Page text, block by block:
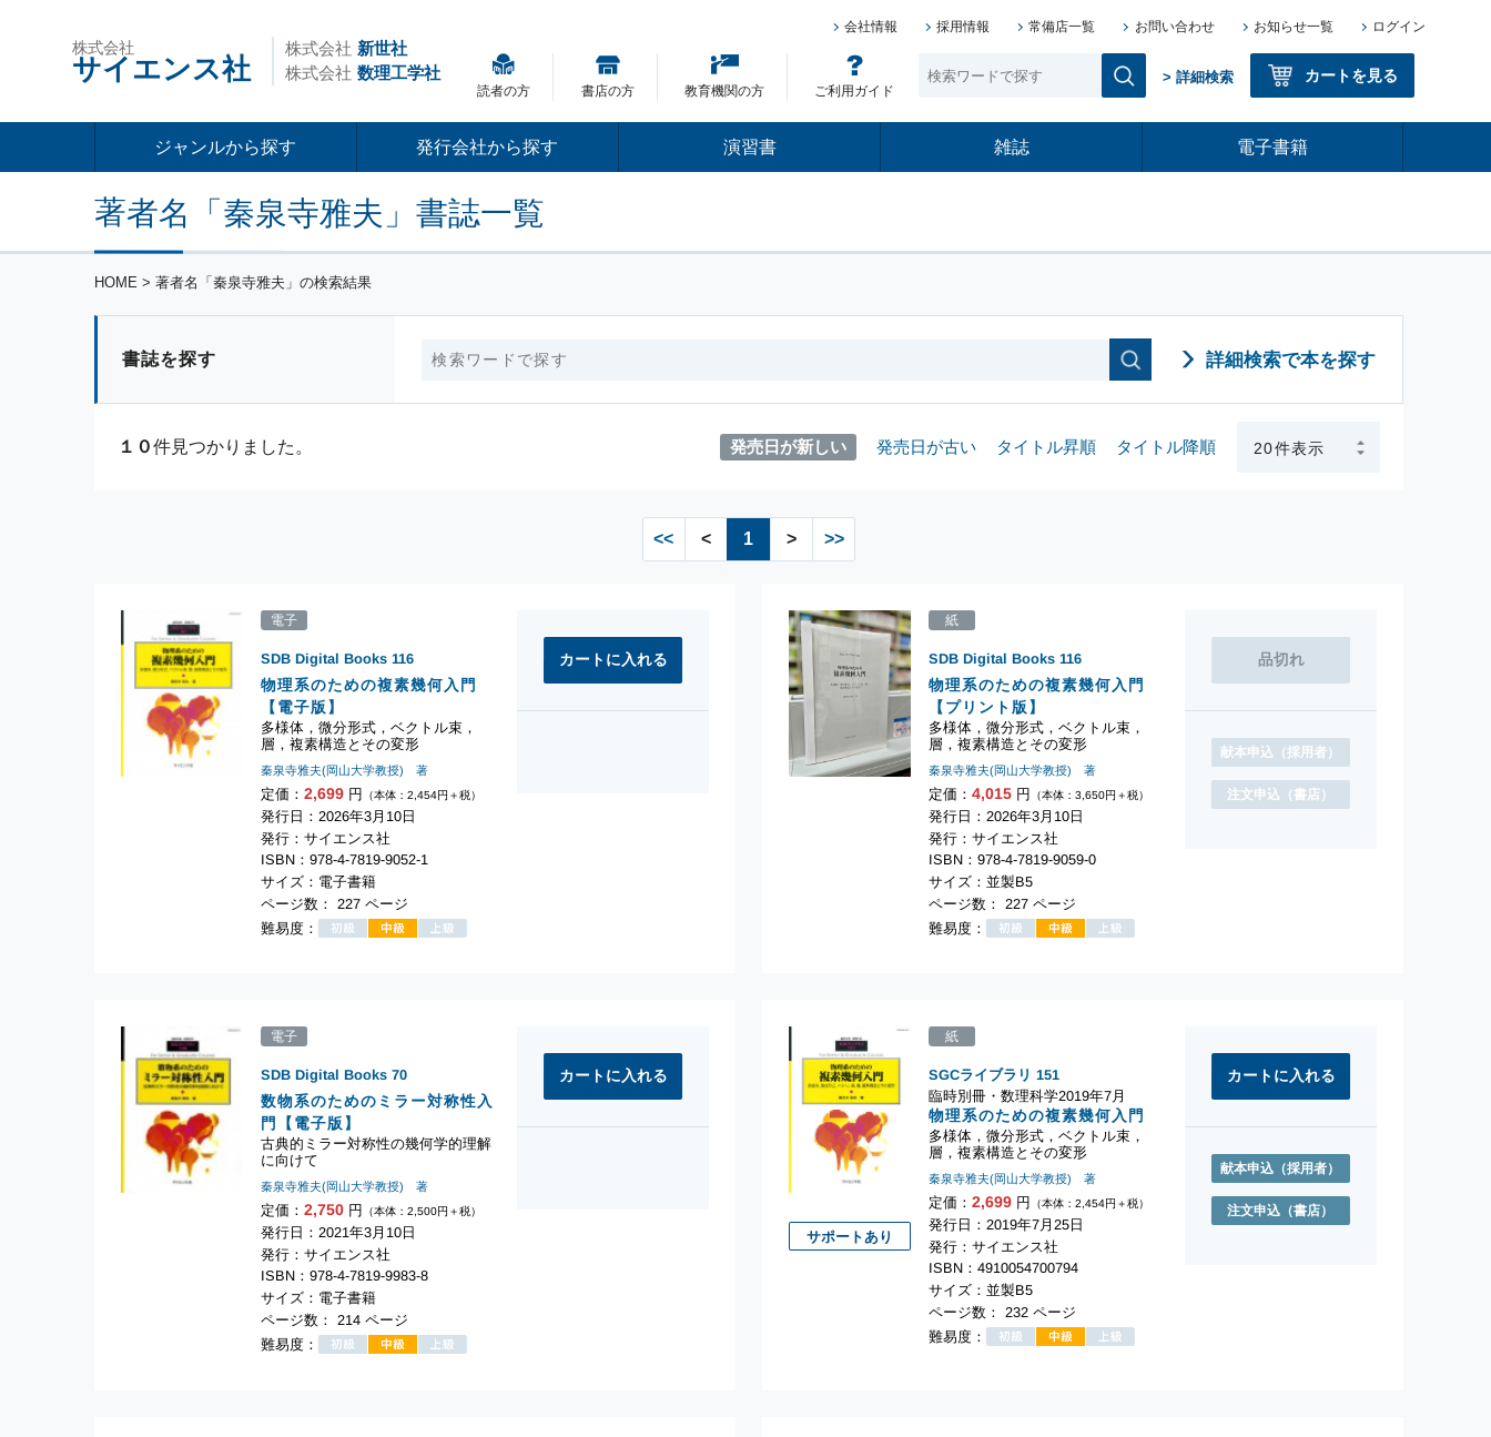
株式会社
サイエンス社
株式会社 新世社
株式会社 数理工学社
会社情報 採用情報 常備店一覧 お問い合わせ お知らせ一覧 ログイン
読者の方 書店の方 教育機関の方 ご利用ガイド
> 詳細検索 カートを見る
ジャンルから探す 発行会社から探す 演習書 雑誌 電子書籍
著者名「秦泉寺雅夫」書誌一覧
HOME > 著者名「秦泉寺雅夫」の検索結果
書誌を探す 詳細検索で本を探す
１０件見つかりました。 発売日が新しい 発売日が古い タイトル昇順 タイトル降順
<< < 1 > >>
物理系のための複素幾何入門
【電子版】
多様体，微分形式，ベクトル束，
層，複素構造とその変形
SDB Digital Books 116
秦泉寺雅夫(岡山大学教授) 著
定価： 2,699円 （本体：2,454円＋税）
電子
発行日：2026年3月10日
発行：サイエンス社
ISBN：978-4-7819-9052-1
サイズ：電子書籍
ページ数： 227 ページ
難易度：
物理系のための複素幾何入門
【プリント版】
多様体，微分形式，ベクトル束，
層，複素構造とその変形
SDB Digital Books 116
秦泉寺雅夫(岡山大学教授) 著
定価： 4,015円 （本体：3,650円＋税）
紙
発行日：2026年3月10日
発行：サイエンス社
ISBN：978-4-7819-9059-0
サイズ：並製B5
ページ数： 227 ページ
難易度：
献本申込 （採用者）
注文申込 （書店）
数物系のためのミラー対称性入
門【電子版】
古典的ミラー対称性の幾何学的理解
に向けて
SDB Digital Books 70
秦泉寺雅夫(岡山大学教授) 著
定価： 2,750円 （本体：2,500円＋税）
電子
発行日：2021年3月10日
発行：サイエンス社
ISBN：978-4-7819-9983-8
サイズ：電子書籍
ページ数： 214 ページ
難易度：
臨時別冊・数理科学2019年7月
物理系のための複素幾何入門
多様体，微分形式，ベクトル束，
層，複素構造とその変形
SGCライブラリ 151
秦泉寺雅夫(岡山大学教授) 著
定価：2,699円 （本体：2,454円＋税）
紙
発行日：2019年7月25日
発行：サイエンス社
ISBN：4910054700794
サイズ：並製B5
ページ数： 232 ページ
難易度：
サポートあり
献本申込 （採用者）
注文申込 （書店）